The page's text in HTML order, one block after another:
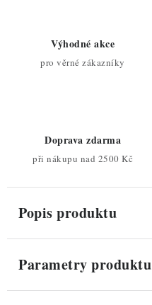
Výhodné akce
pro věrné zákazníky
Doprava zdarma
při nákupu nad 2500 Kč
Popis produktu
Parametry produktu